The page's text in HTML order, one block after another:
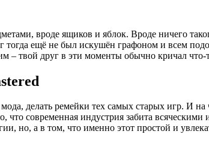
вроде ящиков и яблок. Вроде ничего
ещё не был искушён графоном и всем
твой друг в эти моменты обычно кричал
делать ремейки тех самых старых игр. И на
что современная индустрия забита
но, а в том, что именно этот простой и